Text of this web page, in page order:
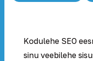
Kodulehe SEO
sinu veebilehe